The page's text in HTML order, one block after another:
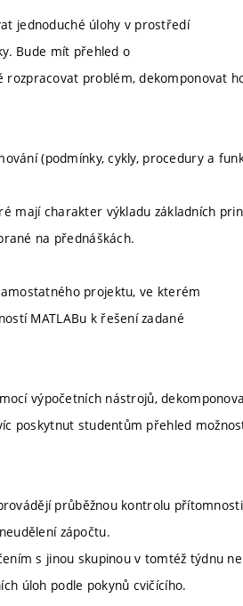
jednoduché úlohy v prostředí
Bude mít přehled o
rozpracovat problém, dekomponovat
(podmínky, cykly, procedury a
mají charakter výkladu základních
na přednáškách.
projektu, ve kterém
MATLABu k řešení zadané
výpočetních nástrojů,
poskytnut studentům přehled
průběžnou kontrolu
zápočtu.
s jinou skupinou v tomtéž týdnu
úloh podle pokynů cvičícího.